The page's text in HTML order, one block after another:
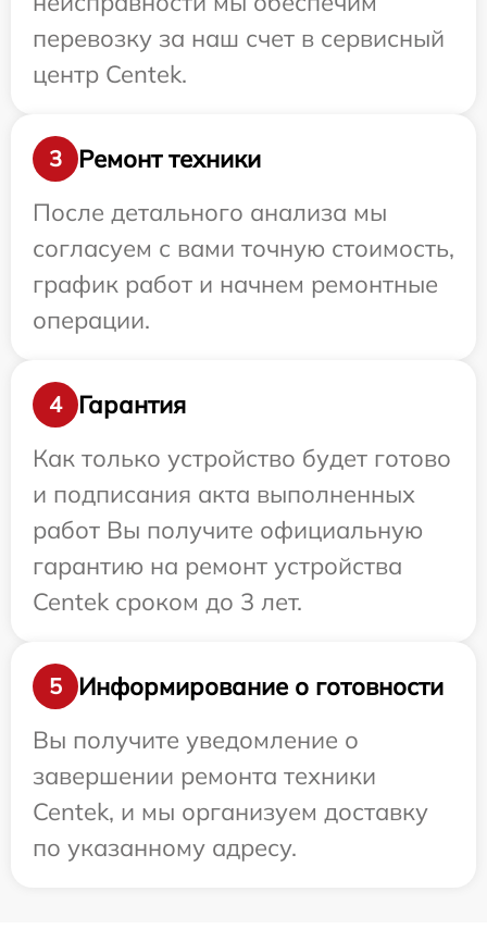
перевозку за наш счет в сервисный
центр Centek.
3
Ремонт техники
После детального анализа мы
согласуем с вами точную стоимость,
график работ и начнем ремонтные
операции.
4
Гарантия
Как только устройство будет готово
и подписания акта выполненных
работ Вы получите официальную
гарантию на ремонт устройства
Centek сроком до 3 лет.
5
Информирование о готовности
Вы получите уведомление о
завершении ремонта техники
Centek, и мы организуем доставку
по указанному адресу.